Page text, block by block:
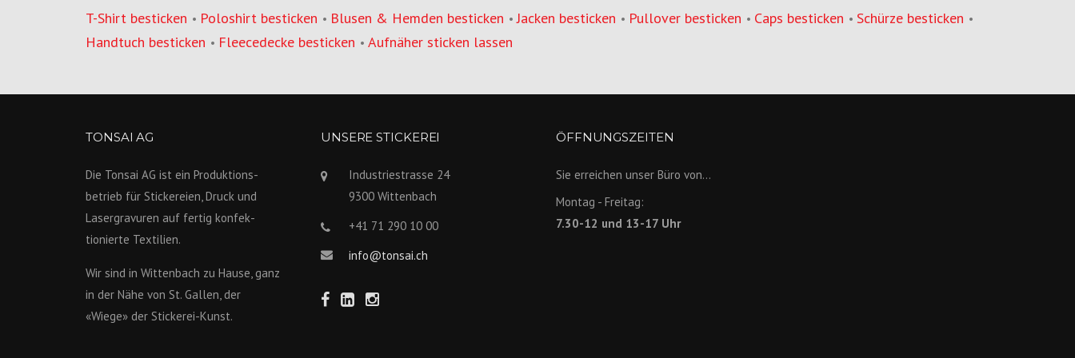
T-Shirt besticken • Poloshirt besticken • Blusen & Hemden besticken •Jacken besticken • Pullover besticken • Caps besticken • Schürze besticken •
Handtuch besticken • Fleecedecke besticken • Aufnäher sticken lassen
TONSAI AG
Die Tonsai AG ist ein Produktions­
betrieb für Stickereien, Druck und
Lasergravuren auf fertig konfek­
tionierte Textilien.
Wir sind in Wittenbach zu Hause, ganz
in der Nähe von St. Gallen, der
«Wiege» der Stickerei-Kunst.
UNSERE STICKEREI
Industriestrasse 24
9300 Wittenbach
+41 71 290 10 00
info@tonsai.ch
ÖFFNUNGSZEITEN
Sie erreichen unser Büro von...
Montag - Freitag:
7.30-12 und 13-17 Uhr